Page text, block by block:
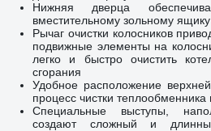
Нижняя дверца
вместительному зольному ящику
Рычаг очистки колосников
подвижные элементы на
легко и быстро очистить
сгорания
Удобное расположение
процесс чистки
Специальные выступы,
создают сложный и